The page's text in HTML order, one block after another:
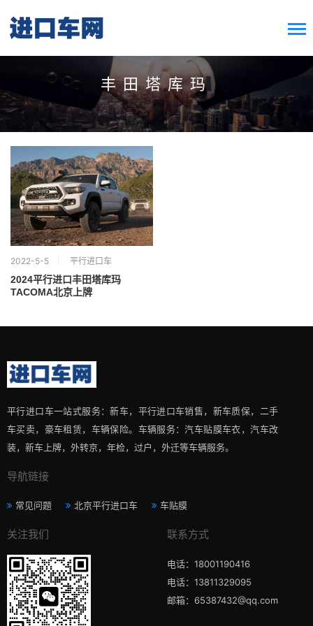
丰田塔库玛
2022-5-5 平行进口车
2024平行进口丰田塔库玛
TACOMA北京上牌
平行进口车一站式服务：新车，平行进口车销售，新车质保，二手
车买卖，豪车租赁，车辆保险。车辆服务：汽车贴膜车衣，汽车改
装，新车上牌，外转京，年检，过户，外迁等车辆服务。
导航链接
常见问题 北京平行进口车 车贴膜
关注我们 联系方式
电话：18001190416
电话：13811329095
邮箱：65387432@qq.com